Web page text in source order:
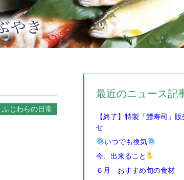
ふじわらの日常
最近のニュース記
【終了】特製「鱧寿司」
せ
いつでも換気
今、出来ること
６月 おすすめ旬の食材